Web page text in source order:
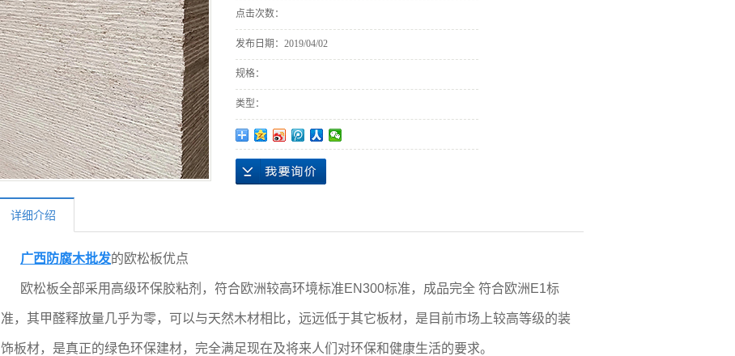
点击次数：
发布日期： 2019/04/02
规格：
类型：
详细介绍
广西防腐木批发的欧松板优点
欧松板全部采用高级环保胶粘剂，符合欧洲较高环境标准EN300标准，成品完全 符合欧洲E1标
准，其甲醛释放量几乎为零，可以与天然木材相比，远远低于其它板材，是目前市场上较高等级的装
饰板材，是真正的绿色环保建材，完全满足现在及将来人们对环保和健康生活的要求。